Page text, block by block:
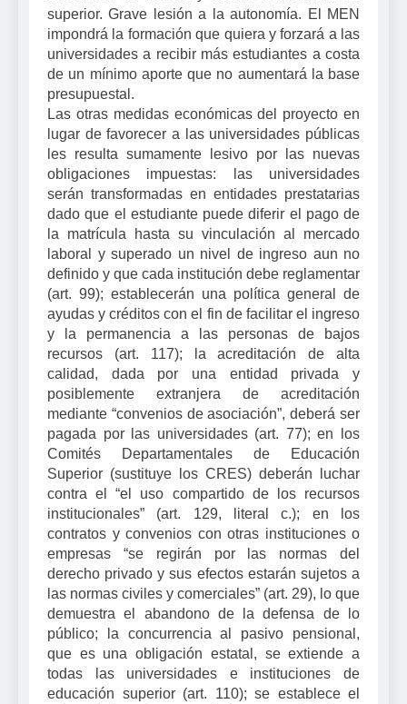
superior. Grave lesión a la autonomía. El MEN
impondrá la formación que quiera y forzará a las
universidades a recibir más estudiantes a costa
de un mínimo aporte que no aumentará la base
presupuestal.
Las otras medidas económicas del proyecto en
lugar de favorecer a las universidades públicas
les resulta sumamente lesivo por las nuevas
obligaciones impuestas: las universidades
serán transformadas en entidades prestatarias
dado que el estudiante puede diferir el pago de
la matrícula hasta su vinculación al mercado
laboral y superado un nivel de ingreso aun no
definido y que cada institución debe reglamentar
(art. 99); establecerán una política general de
ayudas y créditos con el fin de facilitar el ingreso
y la permanencia a las personas de bajos
recursos (art. 117); la acreditación de alta
calidad, dada por una entidad privada y
posiblemente extranjera de acreditación
mediante “convenios de asociación”, deberá ser
pagada por las universidades (art. 77); en los
Comités Departamentales de Educación
Superior (sustituye los CRES) deberán luchar
contra el “el uso compartido de los recursos
institucionales” (art. 129, literal c.); en los
contratos y convenios con otras instituciones o
empresas “se regirán por las normas del
derecho privado y sus efectos estarán sujetos a
las normas civiles y comerciales” (art. 29), lo que
demuestra el abandono de la defensa de lo
público; la concurrencia al pasivo pensional,
que es una obligación estatal, se extiende a
todas las universidades e instituciones de
educación superior (art. 110); se establece el